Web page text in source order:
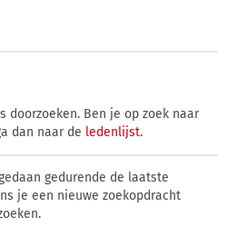
doorzoeken. Ben je op zoek naar
dan naar de ledenlijst.
gedurende de laatste
je een nieuwe zoekopdracht